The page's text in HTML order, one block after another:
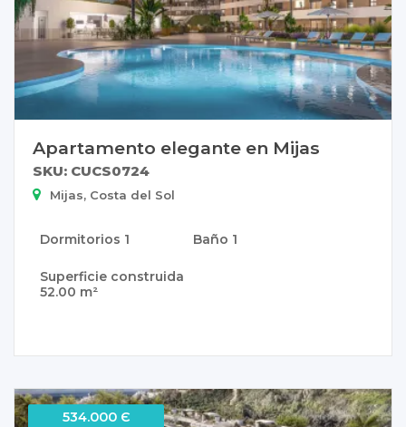
Apartamento elegante en Mijas
SKU: CUCS0724
Mijas, Costa del Sol
Dormitorios 1 Baño 1
Superficie construida
52.00 m²
534.000 Є